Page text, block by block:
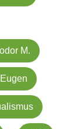
M.